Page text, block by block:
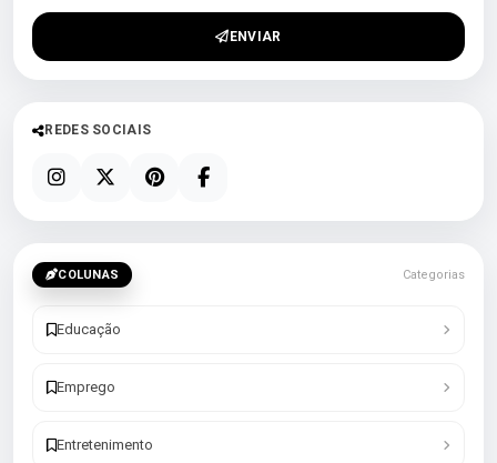
ENVIAR
REDES SOCIAIS
COLUNAS Categorias
Educação
Emprego
Entretenimento